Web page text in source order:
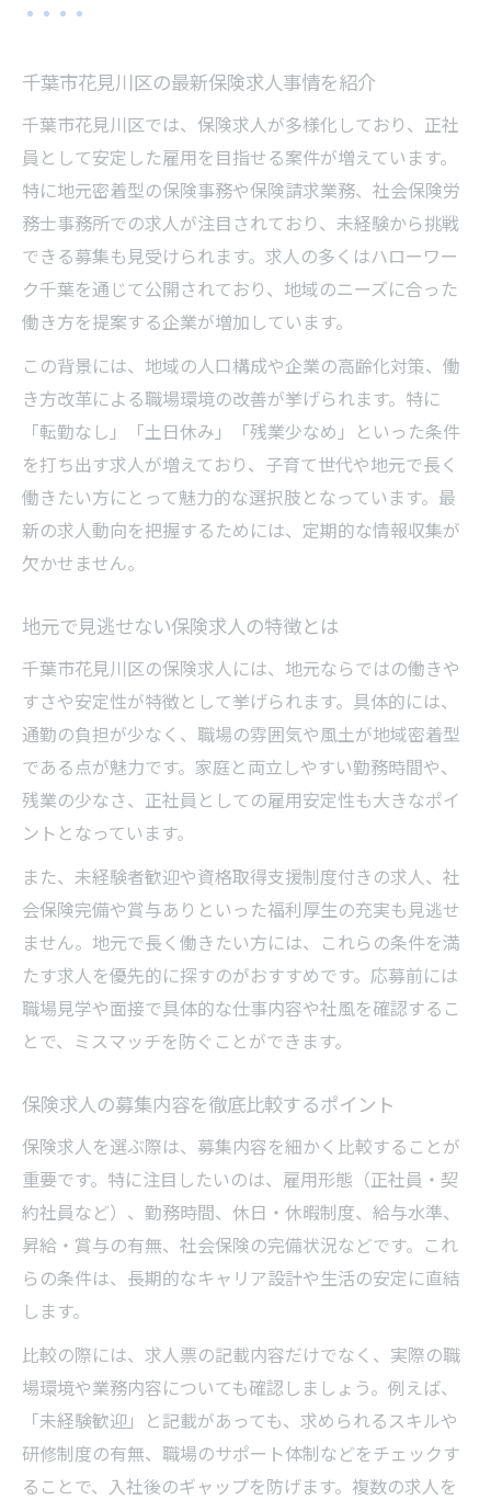
千葉市花見川区の最新保険求人事情を紹介
千葉市花見川区では、保険求人が多様化しており、正社
員として安定した雇用を目指せる案件が増えています。
特に地元密着型の保険事務や保険請求業務、社会保険労
務士事務所での求人が注目されており、未経験から挑戦
できる募集も見受けられます。求人の多くはハローワー
ク千葉を通じて公開されており、地域のニーズに合った
働き方を提案する企業が増加しています。
この背景には、地域の人口構成や企業の高齢化対策、働
き方改革による職場環境の改善が挙げられます。特に
「転勤なし」「土日休み」「残業少なめ」といった条件
を打ち出す求人が増えており、子育て世代や地元で長く
働きたい方にとって魅力的な選択肢となっています。最
新の求人動向を把握するためには、定期的な情報収集が
欠かせません。
地元で見逃せない保険求人の特徴とは
千葉市花見川区の保険求人には、地元ならではの働きや
すさや安定性が特徴として挙げられます。具体的には、
通勤の負担が少なく、職場の雰囲気や風土が地域密着型
である点が魅力です。家庭と両立しやすい勤務時間や、
残業の少なさ、正社員としての雇用安定性も大きなポイ
ントとなっています。
また、未経験者歓迎や資格取得支援制度付きの求人、社
会保険完備や賞与ありといった福利厚生の充実も見逃せ
ません。地元で長く働きたい方には、これらの条件を満
たす求人を優先的に探すのがおすすめです。応募前には
職場見学や面接で具体的な仕事内容や社風を確認するこ
とで、ミスマッチを防ぐことができます。
保険求人の募集内容を徹底比較するポイント
保険求人を選ぶ際は、募集内容を細かく比較することが
重要です。特に注目したいのは、雇用形態（正社員・契
約社員など）、勤務時間、休日・休暇制度、給与水準、
昇給・賞与の有無、社会保険の完備状況などです。これ
らの条件は、長期的なキャリア設計や生活の安定に直結
します。
比較の際には、求人票の記載内容だけでなく、実際の職
場環境や業務内容についても確認しましょう。例えば、
「未経験歓迎」と記載があっても、求められるスキルや
研修制度の有無、職場のサポート体制などをチェックす
ることで、入社後のギャップを防げます。複数の求人を